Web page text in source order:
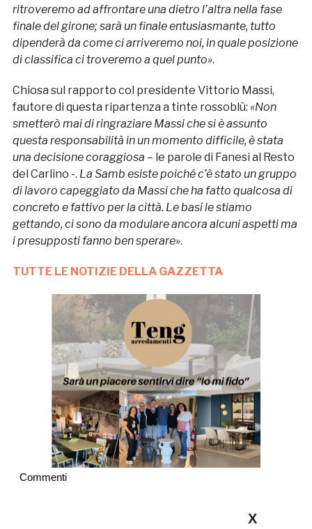
ritroveremo ad affrontare una dietro l’altra nella fase
finale del girone; sarà un finale entusiasmante, tutto
dipenderà da come ci arriveremo noi, in quale posizione
di classifica ci troveremo a quel punto».
Chiosa sul rapporto col presidente Vittorio Massi,
fautore di questa ripartenza a tinte rossoblù: «Non
smetterò mai di ringraziare Massi che si è assunto
questa responsabilità in un momento difficile, è stata
una decisione coraggiosa – le parole di Fanesi al Resto
del Carlino -. La Samb esiste poiché c’è stato un gruppo
di lavoro capeggiato da Massi che ha fatto qualcosa di
concreto e fattivo per la città. Le basi le stiamo
gettando, ci sono da modulare ancora alcuni aspetti ma
i presupposti fanno ben sperare».
TUTTE LE NOTIZIE DELLA GAZZETTA
Commenti
X